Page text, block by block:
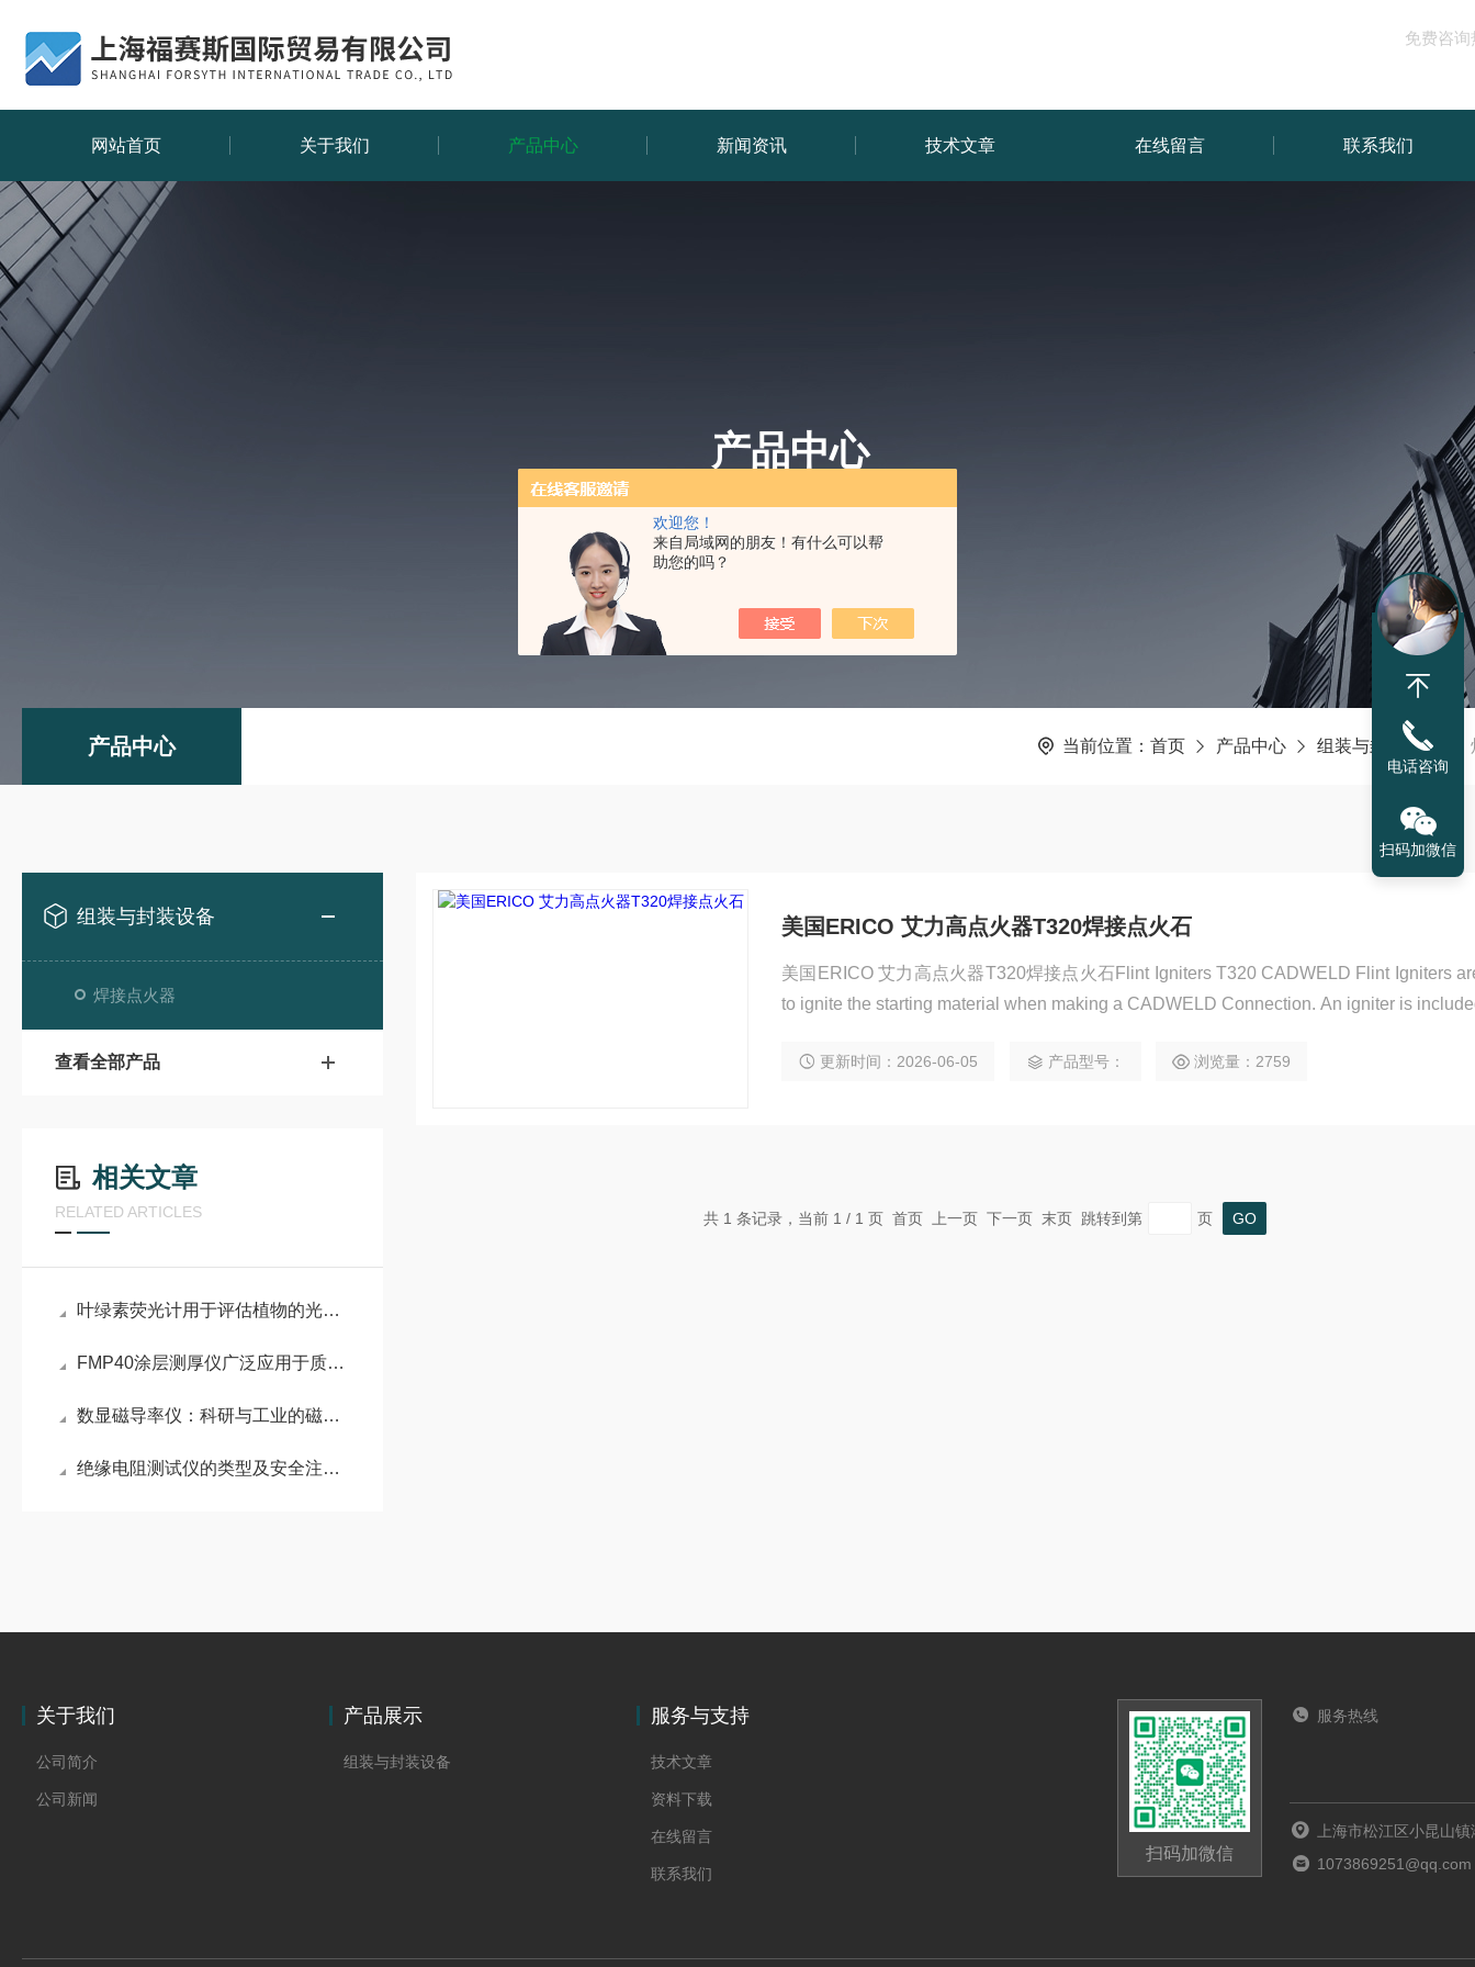
欢迎您！
来自局域网的朋友！有什么可以帮
助您的吗？
免费咨询
网站首页 关于我们 产品中心 新闻资讯 技术文章 在线留言 联系我们
产品中心
PRODUCTS CENTER
产品中心 当前位置： 首页 产品中心 组装与封装设备
组装与封装设备
焊接点火器
查看全部产品
相关文章
RELATED ARTICLES
叶绿素荧光计用于评估植物的光合活性、光合效率和抗逆性
FMP40涂层测厚仪广泛应用于质量控制和品质保证
数显磁导率仪：科研与工业的磁性解码器
绝缘电阻测试仪的类型及安全注意事项
美国ERICO 艾力高点火器T320焊接点火石
美国ERICO 艾力高点火器T320焊接点火石Flint Igniters T320 CADWELD Flint Igniters
to ignite the starting material when making a CADWELD Connection. An igniter is
更新时间：2026-06-05 产品型号： 浏览量：2759
共 1 条记录，当前 1 / 1 页 首页 上一页 下一页 末页 跳转到第 页
关于我们
公司简介
公司新闻
产品展示
组装与封装设备
服务与支持
技术文章
资料下载
在线留言
联系我们
扫码加微信
服务热线
上海市松江区小昆山
1073869251@qq.com
电话咨询
扫码加微信